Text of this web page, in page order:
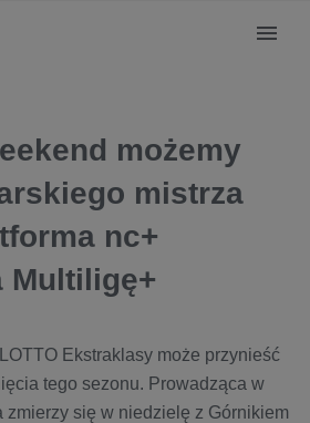
możemy
mistrza
nc+
Multiligę+
Ekstraklasy może przynieść
tego sezonu. Prowadząca w
zmierzy się w niedzielę z Górnikiem